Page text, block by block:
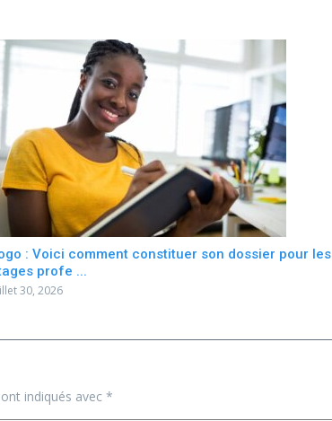
: Voici comment constituer son dossier pour les
profe ...
30, 2026
indiqués avec *